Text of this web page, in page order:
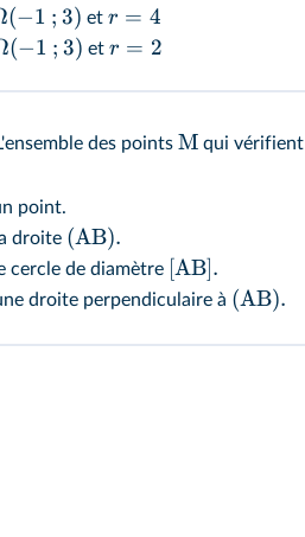
(−1 ; 3) et r = 4
(−1 ; 3) et r = 2
des points M qui vérifient
point.
droite (AB).
cercle de diamètre [AB].
droite perpendiculaire à (AB).